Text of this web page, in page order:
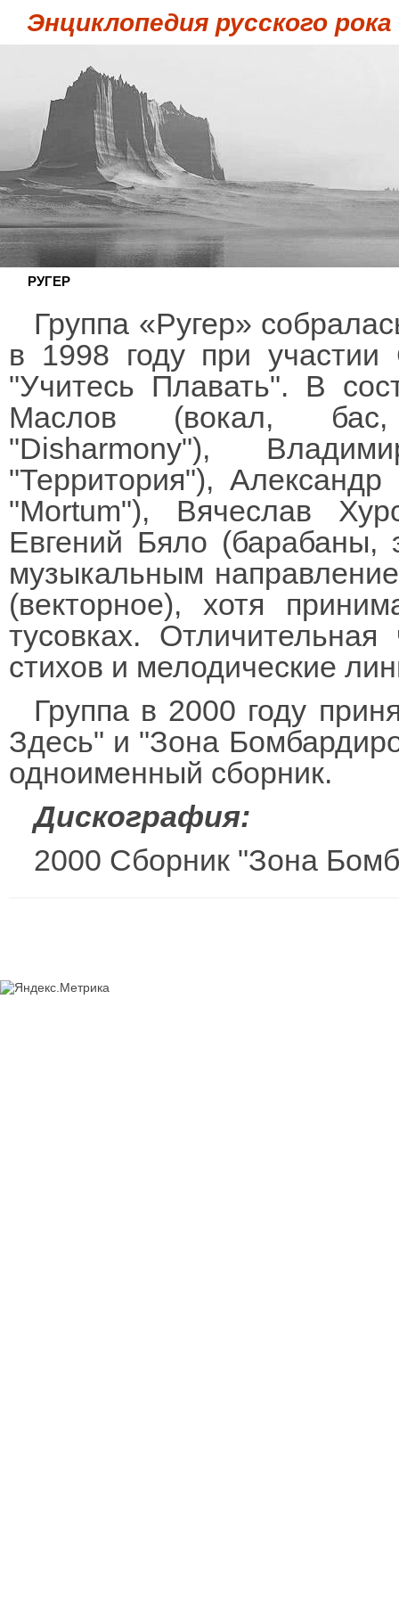
Энциклопедия русского рока
РУГЕР
Группа «Ругер»
в 1998 году при
"Учитесь Плавать". В
Маслов (вокал, бас,
"Disharmony"),
"Территория"),
"Mortum"), Вячеслав
Евгений Бяло (барабаны,
музыкальным
(векторное), хотя
тусовках.
стихов и мелодические
Группа в 2000 году
Здесь" и "Зона
одноименный сборник.
Дискография:
2000 Cборник "Зона